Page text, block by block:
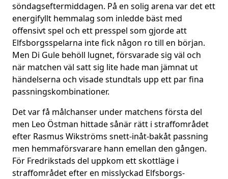
söndagseftermiddagen. På en solig arena var det ett
energifyllt hemmalag som inledde bäst med
offensivt spel och ett presspel som gjorde att
Elfsborgsspelarna inte fick någon ro till en början.
Men Di Gule behöll lugnet, försvarade sig väl och
när matchen väl satt sig lite hade man jämnat ut
händelserna och visade stundtals upp ett par fina
passningskombinationer.
Det var få målchanser under matchens första del
men Leo Östman hittade sånär rätt i straffområdet
efter Rasmus Wikströms snett-inåt-bakåt passning
men hemmaförsvarare hann emellan den gången.
För Fredrikstads del uppkom ett skottläge i
straffområdet efter en misslyckad Elfsborgs-